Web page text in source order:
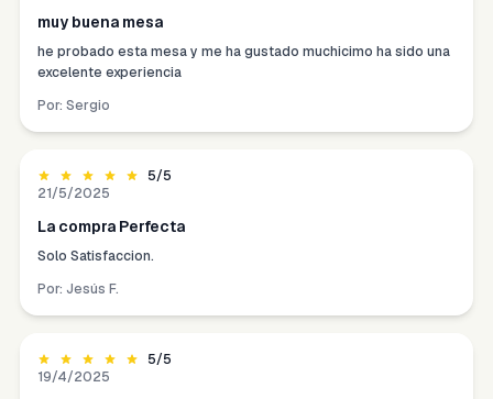
muy buena mesa
he probado esta mesa y me ha gustado muchicimo ha sido una
excelente experiencia
Por: Sergio
5/5
21/5/2025
La compra Perfecta
Solo Satisfaccion.
Por: Jesús F.
5/5
19/4/2025